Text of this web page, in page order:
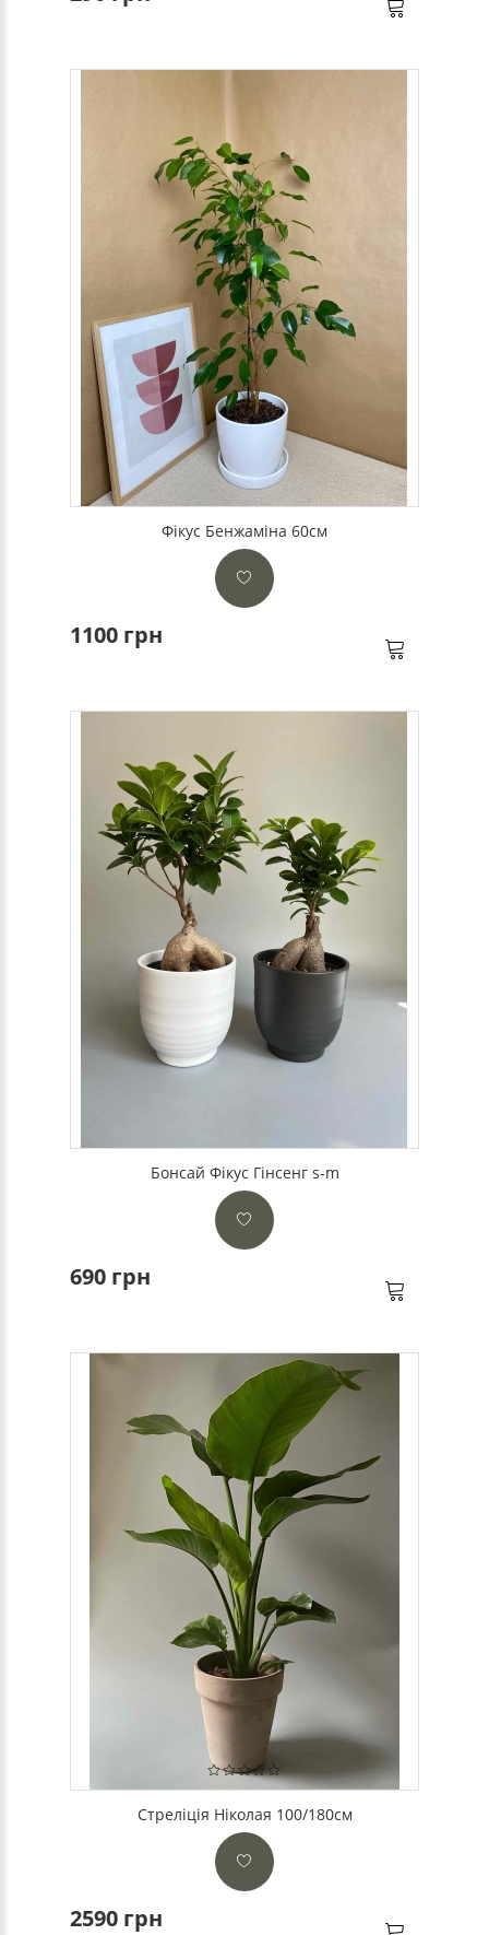
Фікус Бенжаміна 60см
1100 грн
Бонсай Фікус Гінсенг s-m
690 грн
Стреліція Ніколая 100/180см
2590 грн